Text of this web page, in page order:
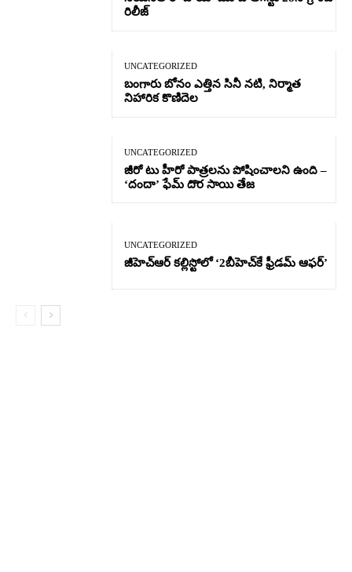
రిలీజ్
UNCATEGORIZED
బంగారు బోనం ఎత్తిన సినీ నటి, నిర్మాత
నిహారిక కొణిదెల
UNCATEGORIZED
జీరో టు హీరో పాత్రలను పోషించాలని ఉంది –
‘దందా’ ఫేమ్ దొర సాయి తేజ
UNCATEGORIZED
జీహెచ్ఆర్‌ కల్లిస్టోలో ‘2బీహెచ్‌కే ఫ్రీడమ్ ఆఫర్’